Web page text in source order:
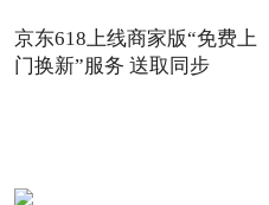
京东618上线商家版“免费上
门换新”服务 送取同步